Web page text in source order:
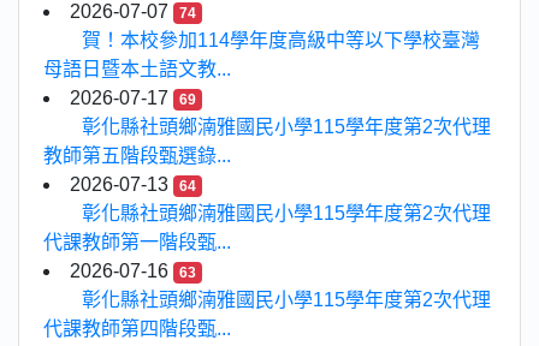
2026-07-07
74
賀！本校參加114學年度高級中等以下學校臺灣
母語日暨本土語文教...
2026-07-17
69
彰化縣社頭鄉湳雅國民小學115學年度第2次代理
教師第五階段甄選錄...
2026-07-13
64
彰化縣社頭鄉湳雅國民小學115學年度第2次代理
代課教師第一階段甄...
2026-07-16
63
彰化縣社頭鄉湳雅國民小學115學年度第2次代理
代課教師第四階段甄...